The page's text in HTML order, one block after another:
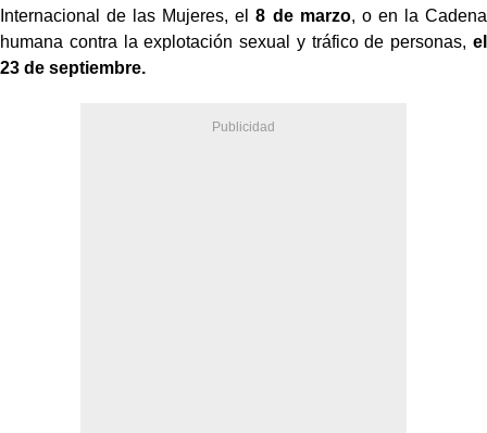
Internacional de las Mujeres, el8 de marzo, o en la Cadena
humana contra la explotación sexual y tráfico de personas, el
23 de septiembre.